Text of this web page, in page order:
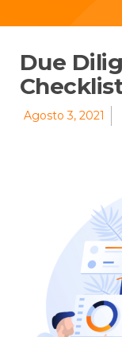
Due
Agosto 3, 2021